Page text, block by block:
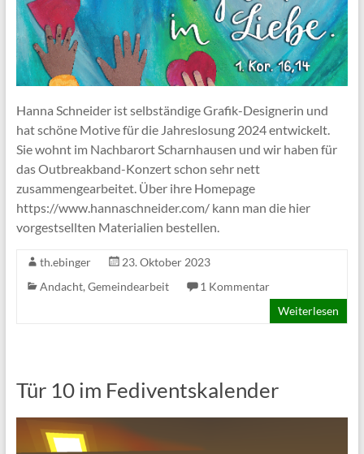
Hanna Schneider ist selbständige Grafik-Designerin und
hat schöne Motive für die Jahreslosung 2024 entwickelt.
Sie wohnt im Nachbarort Scharnhausen und wir haben für
das Outbreakband-Konzert schon sehr nett
zusammengearbeitet. Über ihre Homepage
https://www.hannaschneider.com/ kann man die hier
vorgestsellten Materialien bestellen.
th.ebinger
23. Oktober 2023
Andacht, Gemeindearbeit
1 Kommentar
Weiterlesen
Tür 10 im Fediventskalender